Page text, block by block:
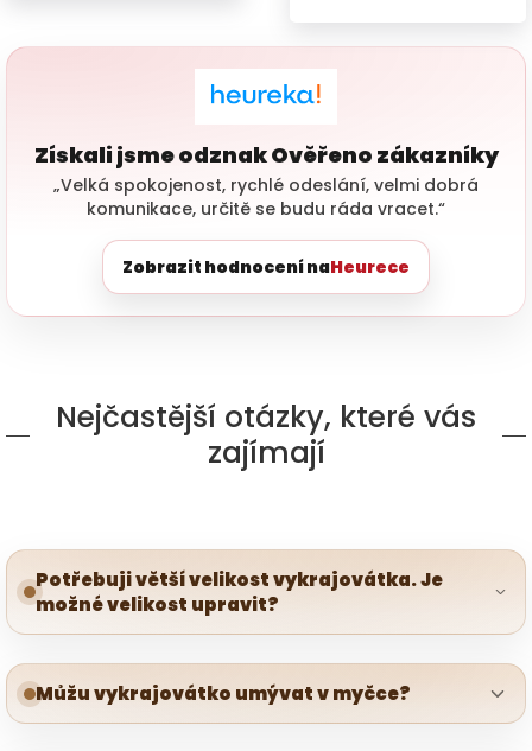
Získali jsme odznak Ověřeno zákazníky
„Velká spokojenost, rychlé odeslání, velmi dobrá
komunikace, určitě se budu ráda vracet.“
Zobrazit hodnocení naHeurece
Nejčastější otázky, které vás
zajímají
Potřebuji větší velikost vykrajovátka. Je
možné velikost upravit?
Můžu vykrajovátko umývat v myčce?